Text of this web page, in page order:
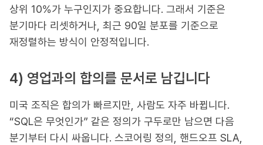
상위 10%가 누구인지가 중요합니다. 그래서 기준은
분기마다 리셋하거나, 최근 90일 분포를 기준으로
재정렬하는 방식이 안정적입니다.
4) 영업과의 합의를 문서로 남깁니다
미국 조직은 합의가 빠르지만, 사람도 자주 바뀝니다.
“SQL은 무엇인가” 같은 정의가 구두로만 남으면 다음
분기부터 다시 싸웁니다. 스코어링 정의, 핸드오프 SLA,